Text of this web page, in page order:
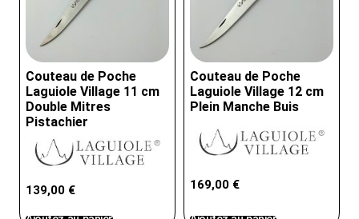
Couteau de Poche
Laguiole Village 11 cm
Double Mitres
Pistachier
139,00 €
Couteau de Poche
Laguiole Village 12 cm
Plein Manche Buis
169,00 €